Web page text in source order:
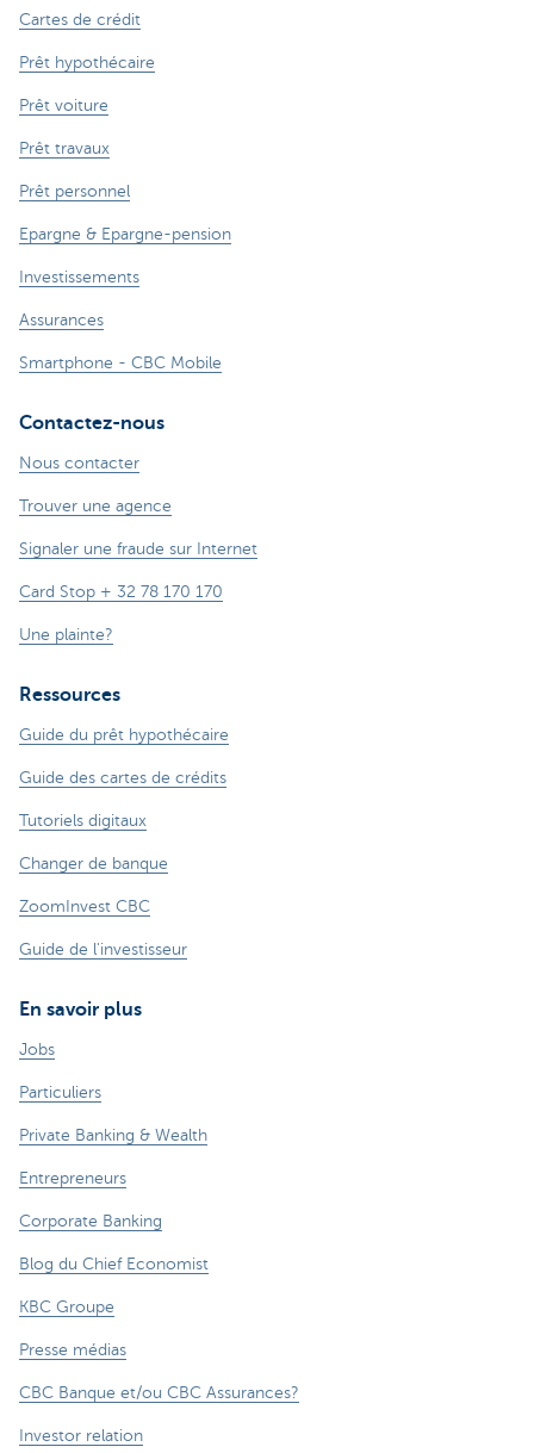
Cartes de crédit
Prêt hypothécaire
Prêt voiture
Prêt travaux
Prêt personnel
Epargne & Epargne-pension
Investissements
Assurances
Smartphone - CBC Mobile
Contactez-nous
Nous contacter
Trouver une agence
Signaler une fraude sur Internet
Card Stop + 32 78 170 170
Une plainte?
Ressources
Guide du prêt hypothécaire
Guide des cartes de crédits
Tutoriels digitaux
Changer de banque
ZoomInvest CBC
Guide de l'investisseur
En savoir plus
Jobs
Particuliers
Private Banking & Wealth
Entrepreneurs
Corporate Banking
Blog du Chief Economist
KBC Groupe
Presse médias
CBC Banque et/ou CBC Assurances?
Investor relation